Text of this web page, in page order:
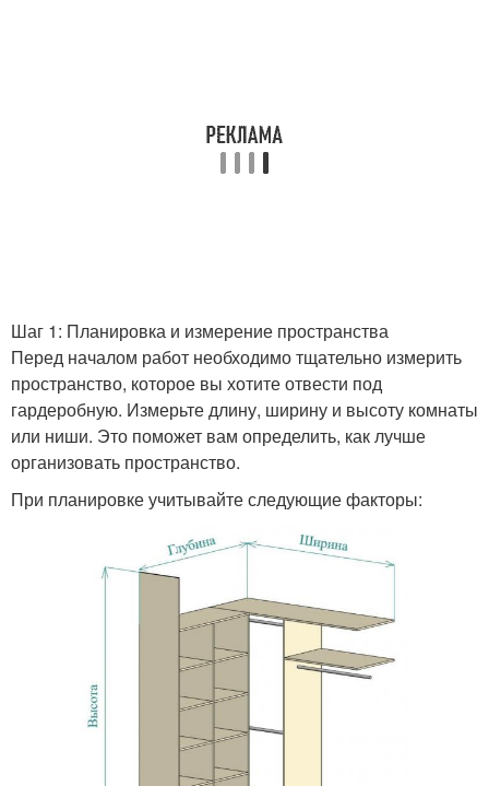
Шаг 1: Планировка и измерение пространства
Перед началом работ необходимо тщательно измерить
пространство, которое вы хотите отвести под
гардеробную. Измерьте длину, ширину и высоту комнаты
или ниши. Это поможет вам определить, как лучше
организовать пространство.
При планировке учитывайте следующие факторы: